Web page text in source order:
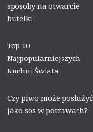
sposoby na otwarcie
butelki
Top 10
Najpopularniejszych
Kuchni Świata
Czy piwo może posłużyć
jako sos w potrawach?